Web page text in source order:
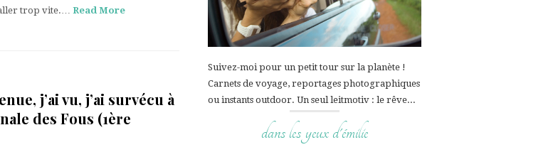
trop vite.… Read More
j’ai vu, j’ai survécu à
des Fous (1ère
Suivez-moi pour un petit tour sur la planète !
Carnets de voyage, reportages photographiques
ou instants outdoor. Un seul leitmotiv : le rêve...
dans les yeux d'émilie